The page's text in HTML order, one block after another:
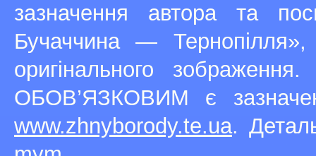
зазначення автора та
Бучаччина —
оригінального
ОБОВ’ЯЗКОВИМ є
www.zhnyborody.te.ua.